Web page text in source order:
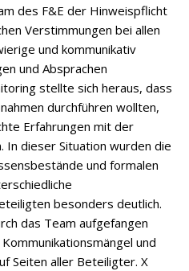
des F&E der Hinweispflicht
Verstimmungen bei allen
und kommunikativ
und Absprachen
stellte sich heraus, dass
durchführen wollten,
Erfahrungen mit der
In dieser Situation wurden die
und formalen
besonders deutlich.
das Team aufgefangen
und
Seiten aller Beteiligter. X